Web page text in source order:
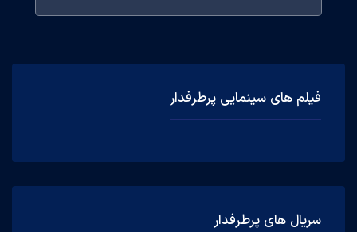
فیلم های سینمایی پرطرفدار
سریال های پرطرفدار